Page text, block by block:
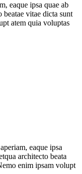
eaque ipsa quae ab
vitae dicta sunt
atem quia voluptas
eaque ipsa
architecto beata
enim ipsam volupt